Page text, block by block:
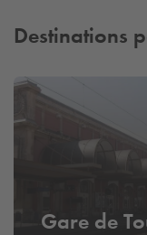
Destinations
Gare de